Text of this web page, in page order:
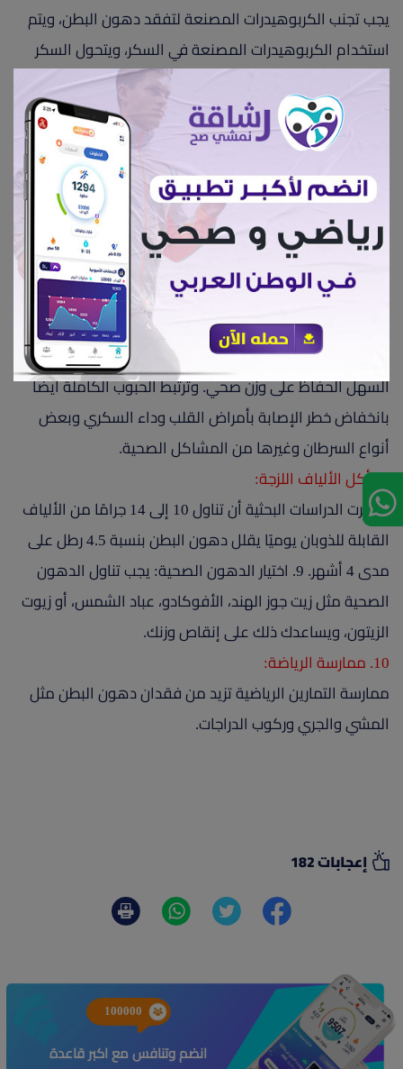
يجب تجنب الكربوهيدرات المصنعة لتفقد دهون البطن، ويتم
استخدام الكربوهيدرات المصنعة في السكر، ويتحول السكر
إلى الدهون في البطن، كما أنها تزيد من شهيتك. وتشمل
الكربوهيدرات المصنعة الدقيق الأبيض، الخبز، والأرز،
والمعجنات، والصودا، والوجبات الخفيفة والمكرونة،
والحلويات، وحبوب الإفطار.
جميع أنواع الحبوب هي مصادر جيدة للكربوهيدرات المعقدة
وبعض الفيتامينات والمعادن الرئيسية، ولكن الحبوب الكاملة،
والتي هي أكثر أنواع الحبوب صحة، على وجه الخصوص هي
جزء مهم من نظام غذائي صحي. الحبوب غنية بالألياف بشكل
طبيعي، مما يساعدك على الشعور بالشبع والرضا، ويجعل من
السهل الحفاظ على وزن صحي. وترتبط الحبوب الكاملة أيضًا
بانخفاض خطر الإصابة بأمراض القلب وداء السكري وبعض
أنواع السرطان وغيرها من المشاكل الصحية.
أظهرت الدراسات البحثية أن تناول 10 إلى 14 جرامًا من الألياف
القابلة للذوبان يوميًا يقلل دهون البطن بنسبة 4.5 رطل على
مدى 4 أشهر. 9. اختيار الدهون الصحية: يجب تناول الدهون
الصحية مثل زيت جوز الهند، الأفوكادو، عباد الشمس، أو زيوت
الزيتون، ويساعدك ذلك على إنقاص وزنك.
10. ممارسة الرياضة:
ممارسة التمارين الرياضية تزيد من فقدان دهون البطن مثل
المشي والجري وركوب الدراجات.
إعجابات 182
100000
انضم وتنافس مع اكبر قاعدة